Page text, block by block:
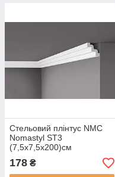
Стельовий плінтус NMC
Nomastyl ST3
(7,5х7,5х200)см
178 ₴